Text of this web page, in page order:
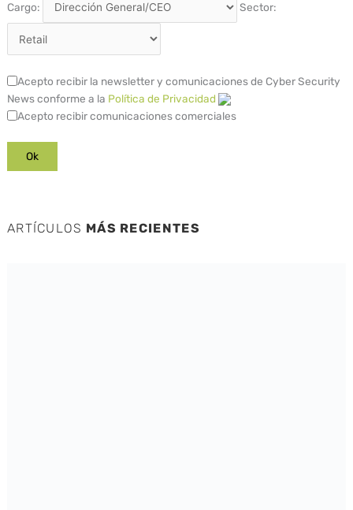
Cargo: Sector:
Acepto recibir la newsletter y comunicaciones de Cyber Security
News conforme a la Política de Privacidad
Acepto recibir comunicaciones comerciales
ARTÍCULOS MÁS RECIENTES